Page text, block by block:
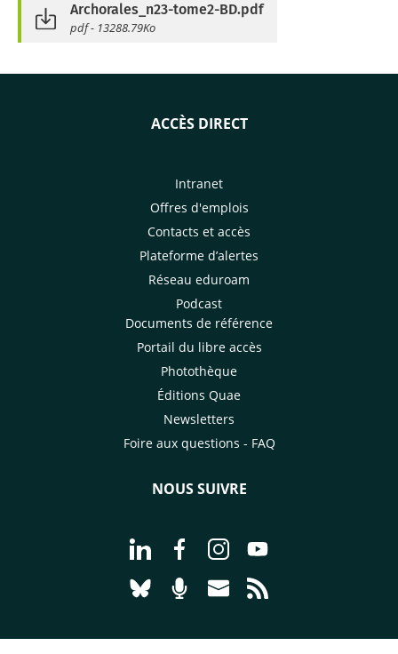
Archorales_n23-tome2-BD.pdf
pdf - 13288.79Ko
ACCÈS DIRECT
Intranet
Offres d'emplois
Contacts et accès
Plateforme d’alertes
Réseau eduroam
Podcast
Documents de référence
Portail du libre accès
Photothèque
Éditions Quae
Newsletters
Foire aux questions - FAQ
NOUS SUIVRE
Aller à la page Nous suivre sur
Aller à la page Nous suivre sur
Aller à la page Nous
Aller à la page
Aller à la page Nous suivre sur
Aller à la page Nourrir le
Aller à la page Nous